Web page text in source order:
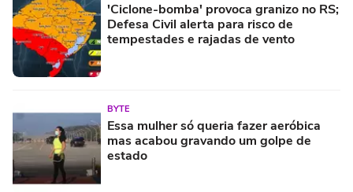
'Ciclone-bomba' provoca granizo no RS;
Defesa Civil alerta para risco de
tempestades e rajadas de vento
BYTE
Essa mulher só queria fazer aeróbica
mas acabou gravando um golpe de
estado